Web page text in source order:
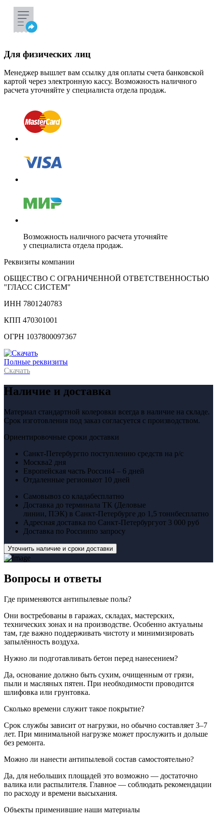
Для физических лиц
Менеджер вышлет вам ссылку для оплаты счета банковской
картой через электронную кассу. Возможность наличного
расчета уточняйте у специалиста отдела продаж.
Возможность наличного расчета уточняйте
у специалиста отдела продаж.
Реквизиты компании
ОБЩЕСТВО С ОГРАНИЧЕННОЙ ОТВЕТСТВЕННОСТЬЮ
"ГЛАСС СИСТЕМ"
ИНН 7801240783
КПП 470301001
ОГРН 1037800097367
Полные реквизиты
Скачать
Наличие и доставка
Материал стандартной колеровки всегда в наличие на складе.
Срок изготовления под заказ согласуется с производством.
Ориентировочные сроки доставки
Санкт-Петербургпо поступлению средств на р/с
Москва2 дня
Европейская часть России4 – 6 дней
Отдаленные регионыот 10 дней
Самовывоз со кладабесплатно
Доставка до терминала ТК (Деловые
линии, ПЭК) в Санкт-Петербурге до 1,5 тоннбесплатно
Адресная доставка по Санкт-Петербургуот 3 000 руб
Доставка по Россиипо запросу
Уточнить наличие и сроки доставки
Вопросы и ответы
Где применяются антипылевые полы?
Они востребованы в гаражах, складах, мастерских,
технических зонах и на производстве. Особенно актуальны
там, где важно поддерживать чистоту и минимизировать
запылённость воздуха.
Нужно ли подготавливать бетон перед нанесением?
Да, основание должно быть сухим, очищенным от грязи,
пыли и масляных пятен. При необходимости проводится
шлифовка или грунтовка.
Сколько времени служит такое покрытие?
Срок службы зависит от нагрузки, но обычно составляет 3–7
лет. При минимальной нагрузке может прослужить и дольше
без ремонта.
Можно ли нанести антипылевой состав самостоятельно?
Да, для небольших площадей это возможно — достаточно
валика или распылителя. Главное — соблюдать рекомендации
по расходу и времени высыхания.
Объекты применившие наши материалы